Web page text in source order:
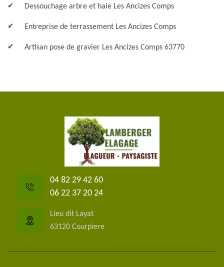
Dessouchage arbre et haie Les Ancizes Comps
Entreprise de terrassement Les Ancizes Comps
Artisan pose de gravier Les Ancizes Comps 63770
04 82 29 42 60
06 22 37 20 24
Lieu dit Layat
63120 Courpiere